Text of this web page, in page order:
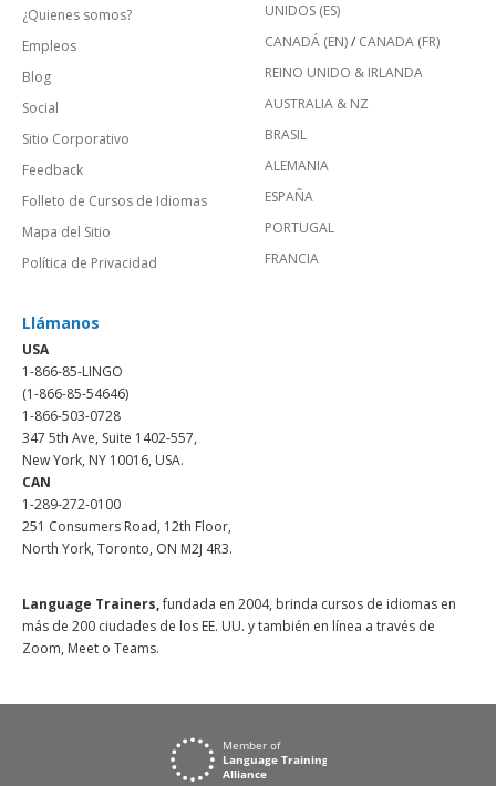
¿Quienes somos?
Empleos
Blog
Social
Sitio Corporativo
Feedback
Folleto de Cursos de Idiomas
Mapa del Sitio
Política de Privacidad
UNIDOS (ES)
CANADÁ (EN)/ CANADA (FR)
REINO UNIDO & IRLANDA
AUSTRALIA & NZ
BRASIL
ALEMANIA
ESPAÑA
PORTUGAL
FRANCIA
Llámanos
USA
1-866-85-LINGO
(1-866-85-54646)
1-866-503-0728
347 5th Ave, Suite 1402-557,
New York, NY 10016, USA.
CAN
1-289-272-0100
251 Consumers Road, 12th Floor,
North York, Toronto, ON M2J 4R3.
Language Trainers,fundada en 2004, brinda cursos de idiomas en
más de 200 ciudades de los EE. UU. y también en línea a través de
Zoom, Meet o Teams.